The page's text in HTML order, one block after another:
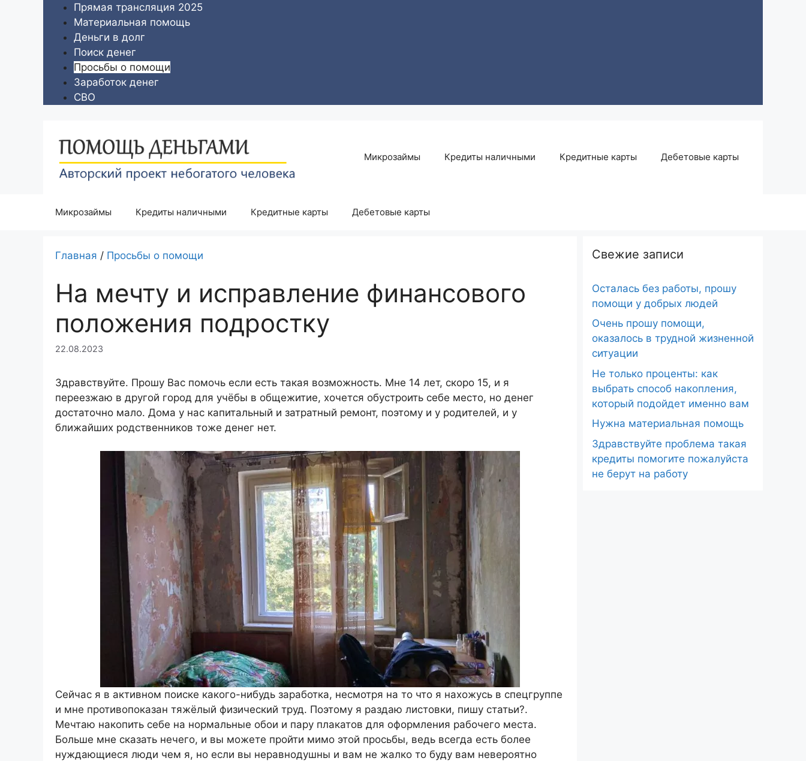
содержимому
Прямая трансляция 2025
Материальная помощь
Деньги в долг
Поиск денег
Просьбы о помощи
Заработок денег
СВО
Микрозаймы Кредиты наличными Кредитные карты Дебетовые карты
Микрозаймы Кредиты наличными Кредитные карты Дебетовые карты
Главная / Просьбы о помощи
На мечту и исправление финансового
положения подростку
22.08.2023
Здравствуйте. Прошу Вас помочь если есть такая возможность. Мне 14 лет, скоро 15, и я
переезжаю в другой город для учёбы в общежитие, хочется обустроить себе место, но денег
достаточно мало. Дома у нас капитальный и затратный ремонт, поэтому и у родителей, и у
ближайших родственников тоже денег нет.
Сейчас я в активном поиске какого-нибудь заработка, несмотря на то что я нахожусь в спецгруппе
и мне противопоказан тяжёлый физический труд. Поэтому я раздаю листовки, пишу статьи?.
Мечтаю накопить себе на нормальные обои и пару плакатов для оформления рабочего места.
Больше мне сказать нечего, и вы можете пройти мимо этой просьбы, ведь всегда есть более
нуждающиеся люди чем я, но если вы неравнодушны и вам не жалко то буду вам невероятно
Свежие записи
Осталась без работы, прошу
помощи у добрых людей
Очень прошу помощи,
оказалось в трудной жизненной
ситуации
Не только проценты: как
выбрать способ накопления,
который подойдет именно вам
Нужна материальная помощь
Здравствуйте проблема такая
кредиты помогите пожалуйста
не берут на работу